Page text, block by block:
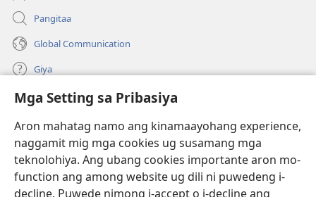
Mga Setting sa Pribasiya
Aron mahatag namo ang kinamaayohang experience,
naggamit mig mga cookies ug susamang mga
teknolohiya. Ang ubang cookies importante aron mo-
function ang among website ug dili ni puwedeng i-
decline. Puwede nimong i-accept o i-decline ang
Pangitaa
Global Communication
Giya
Donasyon
(mo-
open
bag-
ong
window)
Watchtower ONLINE NGA LIBRARYA
(mo-
open
ug
bag-
JW Hub
(mo-